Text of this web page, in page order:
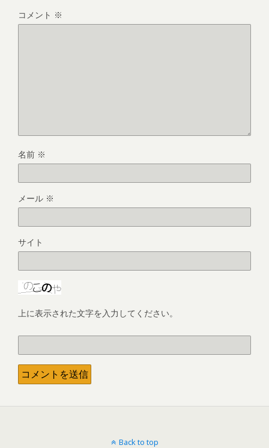
コメント ※
名前 ※
メール ※
サイト
上に表示された文字を入力してください。
Back to top